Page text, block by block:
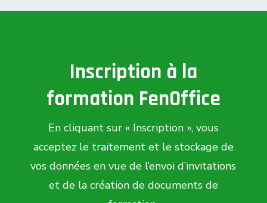
Inscription à la
formation FenOffice
En cliquant sur « Inscription », vous
acceptez le traitement et le stockage de
vos données en vue de l’envoi d’invitations
et de la création de documents de